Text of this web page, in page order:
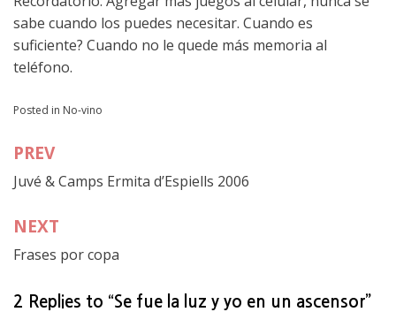
sabe cuando los puedes necesitar. Cuando es
suficiente? Cuando no le quede más memoria al
teléfono.
Posted in No-vino
Navegación
de
entradas
PREV
Juvé & Camps Ermita d’Espiells 2006
NEXT
Frases por copa
2 Replies to “Se fue la luz y yo en un ascensor”